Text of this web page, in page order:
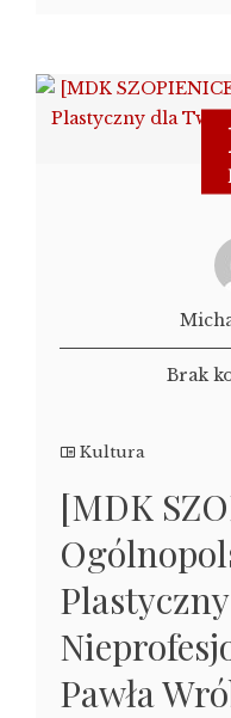
Brak
Kultura
[MDK
Pawła